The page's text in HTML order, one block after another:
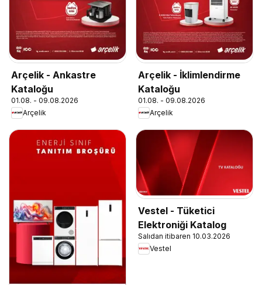
Arçelik - Ankastre
Kataloğu
01.08. - 09.08.2026
Arçelik
Arçelik - İklimlendirme
Kataloğu
01.08. - 09.08.2026
Arçelik
Vestel - Tüketici
Elektroniği Katalog
Salıdan itibaren 10.03.2026
Vestel